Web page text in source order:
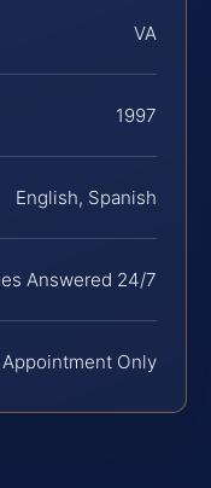
VA
1997
English, Spanish
Answered 24/7
Appointment Only